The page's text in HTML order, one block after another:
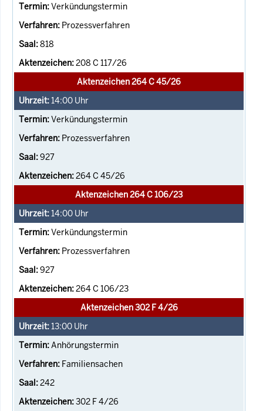
Verkündungstermin
Prozessverfahren
818
208 C 117/26
Aktenzeichen 264 C 45/26
14:00 Uhr
Verkündungstermin
Prozessverfahren
927
264 C 45/26
Aktenzeichen 264 C 106/23
14:00 Uhr
Verkündungstermin
Prozessverfahren
927
264 C 106/23
Aktenzeichen 302 F 4/26
13:00 Uhr
Anhörungstermin
Familiensachen
242
302 F 4/26